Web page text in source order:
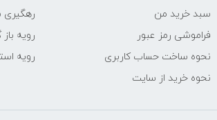
سبد خرید من
فراموشی رمز عبور
نحوه ساخت حساب کاربری
نحوه خرید از سایت
رویه باز
رویه